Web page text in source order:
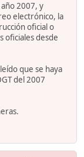
2007, y
electrónico, la
oficial o
oficiales desde
que se haya
del 2007